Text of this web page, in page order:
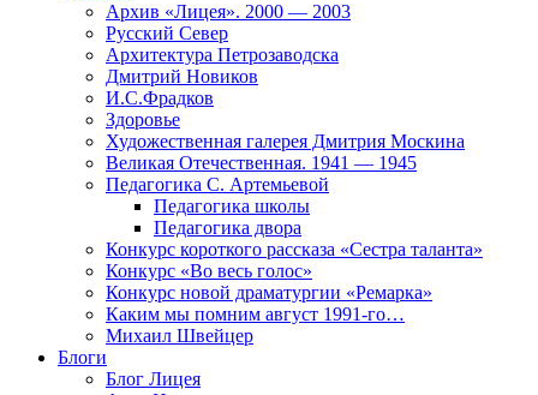
Архив «Лицея». 2000 — 2003
Русский Север
Архитектура Петрозаводска
Дмитрий Новиков
И.С.Фрадков
Здоровье
Художественная галерея Дмитрия Москина
Великая Отечественная. 1941 — 1945
Педагогика С. Артемьевой
Педагогика школы
Педагогика двора
Конкурс короткого рассказа «Сестра таланта»
Конкурс «Во весь голос»
Конкурс новой драматургии «Ремарка»
Каким мы помним август 1991-го…
Михаил Швейцер
Блоги
Блог Лицея